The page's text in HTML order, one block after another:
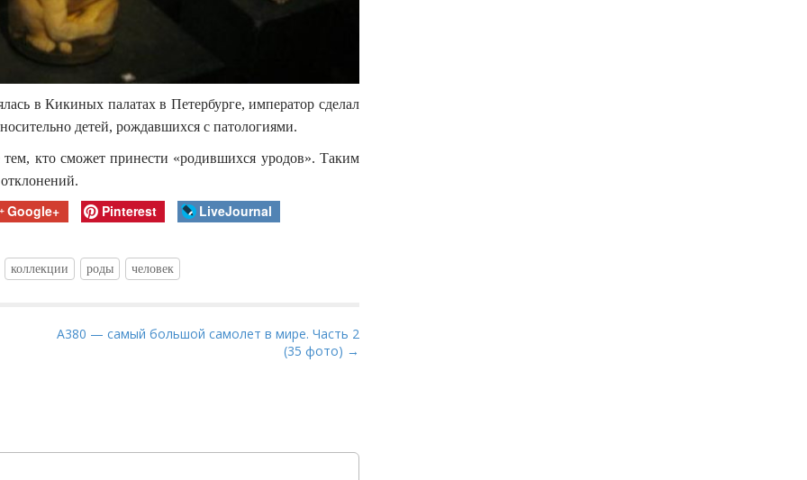
в Кикиных палатах в Петербурге, император сделал
детей, рождавшихся с патологиями.
кто сможет принести «родившихся уродов». Таким
Google+ Pinterest
LiveJournal
коллекции роды человек
А380 — самый большой самолет в мире. Часть 2
(35 фото) →